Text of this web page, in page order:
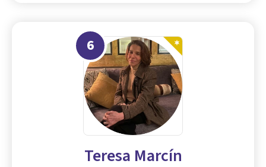
6
Teresa Marcín